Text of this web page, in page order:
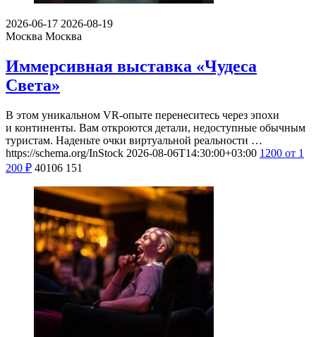
2026-06-17 2026-08-19
Москва Москва
Иммерсивная выставка «Чудеса
Света»
В этом уникальном VR-опыте перенеситесь через эпохи
и континенты. Вам откроются детали, недоступные обычным
туристам. Наденьте очки виртуальной реальности …
https://schema.org/InStock 2026-08-06T14:30:00+03:00 1200 от 1
200 ₽ 40106 151